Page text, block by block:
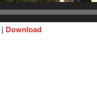
| Download